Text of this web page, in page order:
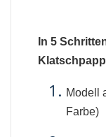
In 5
Modell
Farbe)